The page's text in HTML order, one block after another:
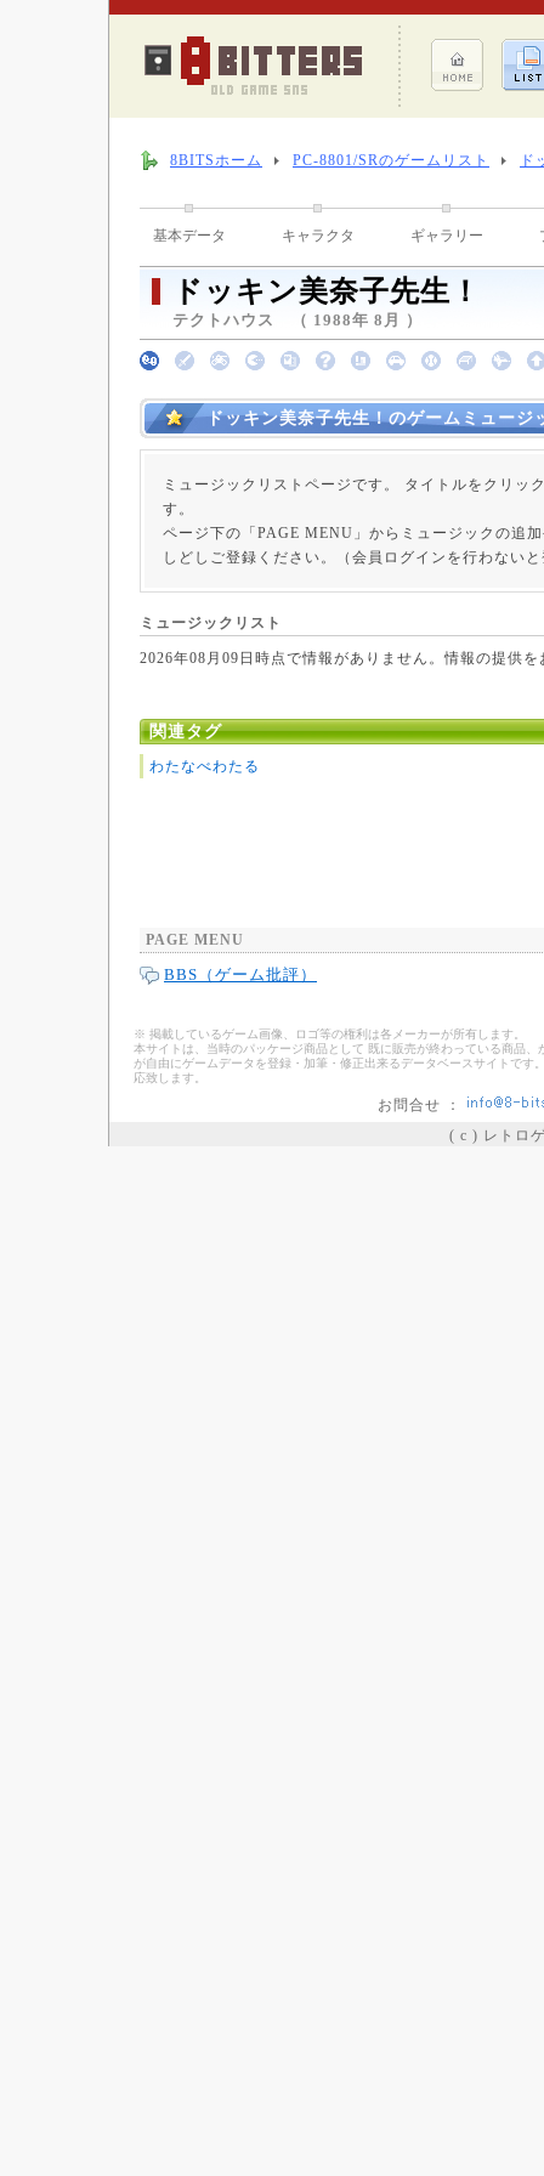
8BITSホーム PC-8801/SRのゲームリスト ド
基本データ キャラクタ ギャラリー
ドッキン美奈子先生！
テクトハウス （ 1988年 8月 ）
ドッキン美奈子先生！のゲームミュージ
ミュージックリストページです。 タイトルをクリッ
す。
ページ下の「PAGE MENU」からミュージックの追
しどしご登録ください。（会員ログインを行わない
ミュージックリスト
2026年08月09日時点で情報がありません。情報の提供
関連タグ
わたなべわたる
PAGE MENU
BBS（ゲーム批評）
※ 掲載しているゲーム画像、ロゴ等の権利は各メーカーが所有します。
本サイトは、当時のパッケージ商品として 既に販売が終わっている商品
が自由にゲームデータを登録・加筆・修正出来るデータベースサイトで
応致します。
お問合せ ：
( c ) レトロ